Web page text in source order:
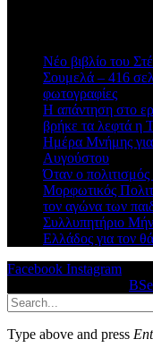
Νέο βιβλίο του
Σουμελά – 416
φωτογραφίες
Η απάντηση στο
βρήκε τα λεφτά η
Ημέρα Μνήμης
Αυγούστου
Όταν ο
Μορφωτικός
τον αγώνα των
Συλλυπητήριο
Ελλάδος για τον
Facebook Instagram
Type above and press